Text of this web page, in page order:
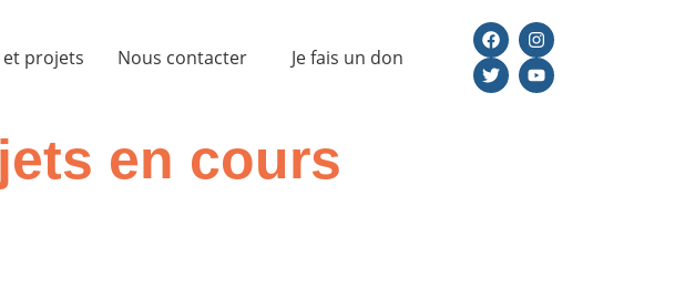
et projets Nous contacter Je fais un don
en cours